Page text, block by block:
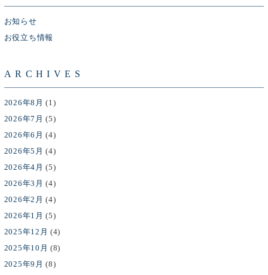
お知らせ
お役立ち情報
ARCHIVES
2026年8月 (1)
2026年7月 (5)
2026年6月 (4)
2026年5月 (4)
2026年4月 (5)
2026年3月 (4)
2026年2月 (4)
2026年1月 (5)
2025年12月 (4)
2025年10月 (8)
2025年9月 (8)